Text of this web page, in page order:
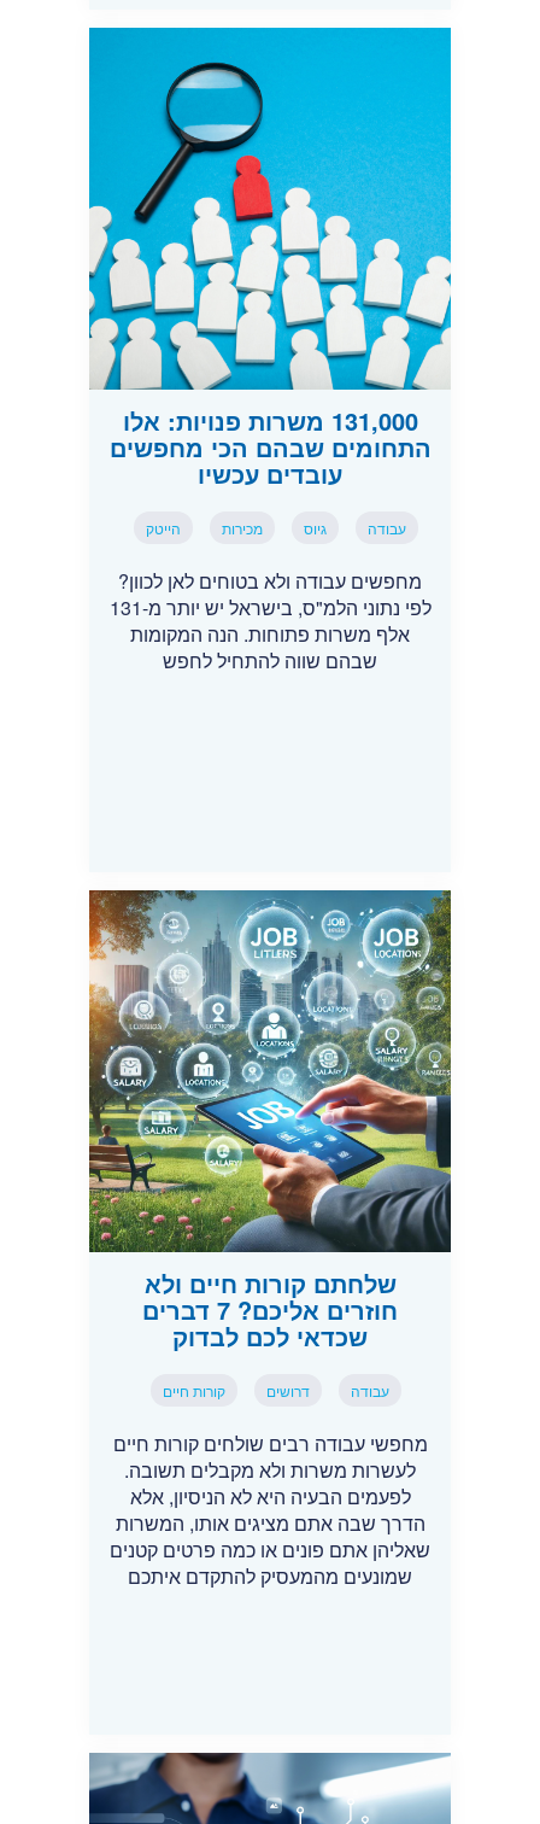
131,000 משרות פנויות: אלו
התחומים שבהם הכי מחפשים
עובדים עכשיו
עבודה גיוס מכירות הייטק
מחפשים עבודה ולא בטוחים לאן לכוון?
לפי נתוני הלמ"ס, בישראל יש יותר מ-131
אלף משרות פתוחות. הנה המקומות
שבהם שווה להתחיל לחפש
שלחתם קורות חיים ולא
חוזרים אליכם? 7 דברים
שכדאי לכם לבדוק
עבודה דרושים קורות חיים
מחפשי עבודה רבים שולחים קורות חיים
לעשרות משרות ולא מקבלים תשובה.
לפעמים הבעיה היא לא הניסיון, אלא
הדרך שבה אתם מציגים אותו, המשרות
שאליהן אתם פונים או כמה פרטים קטנים
שמונעים מהמעסיק להתקדם איתכם